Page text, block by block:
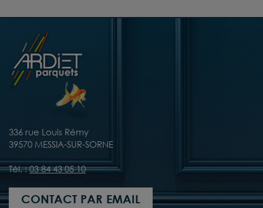
336 rue Louis Rémy
39570 MESSIA-SUR-SORNE
Tél. :03 84 43 05 10
CONTACT PAR EMAIL